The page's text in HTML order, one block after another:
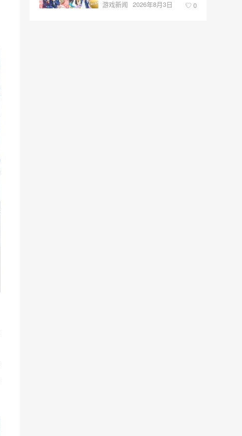
♡-40 and more…》与《网球
游戏新闻 2026年8月3日 0